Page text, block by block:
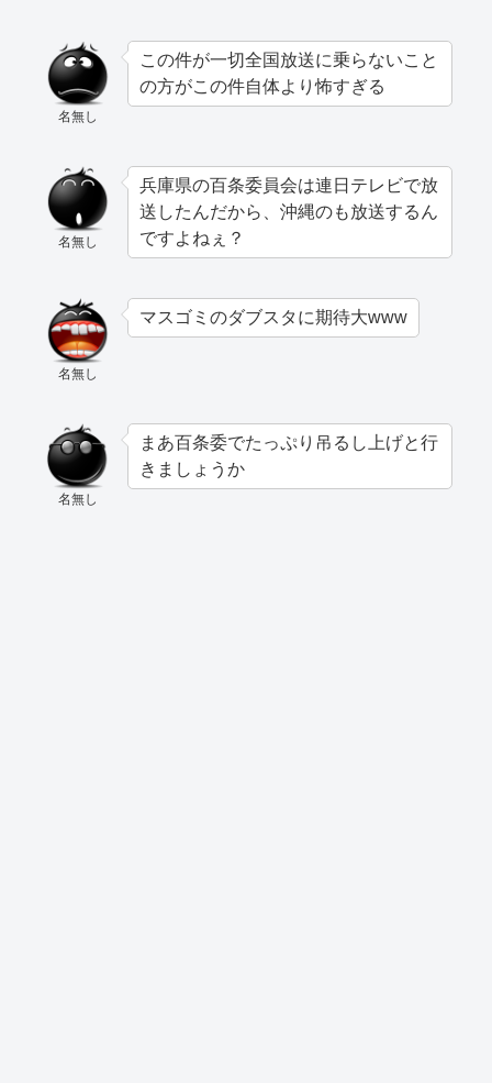
名無し
この件が一切全国放送に乗らないこと
の方がこの件自体より怖すぎる
名無し
兵庫県の百条委員会は連日テレビで放
送したんだから、沖縄のも放送するん
ですよねぇ？
名無し
マスゴミのダブスタに期待大www
名無し
まあ百条委でたっぷり吊るし上げと行
きましょうか